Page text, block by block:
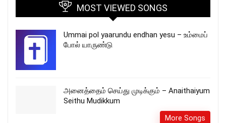
MOST VIEWED SONGS
Ummai pol yaarundu endhan yesu – உம்மைப்
போல் யாருண்டு
அனைத்தைம் செய்து முடிக்கும் – Anaithaiyum
Seithu Mudikkum
More Songs